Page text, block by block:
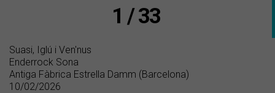
1 / 33
Suasi, Iglú i Ven'nus
Enderrock Sona
Antiga Fàbrica Estrella Damm (Barcelona)
10/02/2026